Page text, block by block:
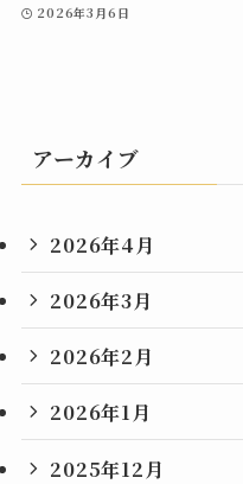
2026年3月6日
アーカイブ
2026年4月
2026年3月
2026年2月
2026年1月
2025年12月